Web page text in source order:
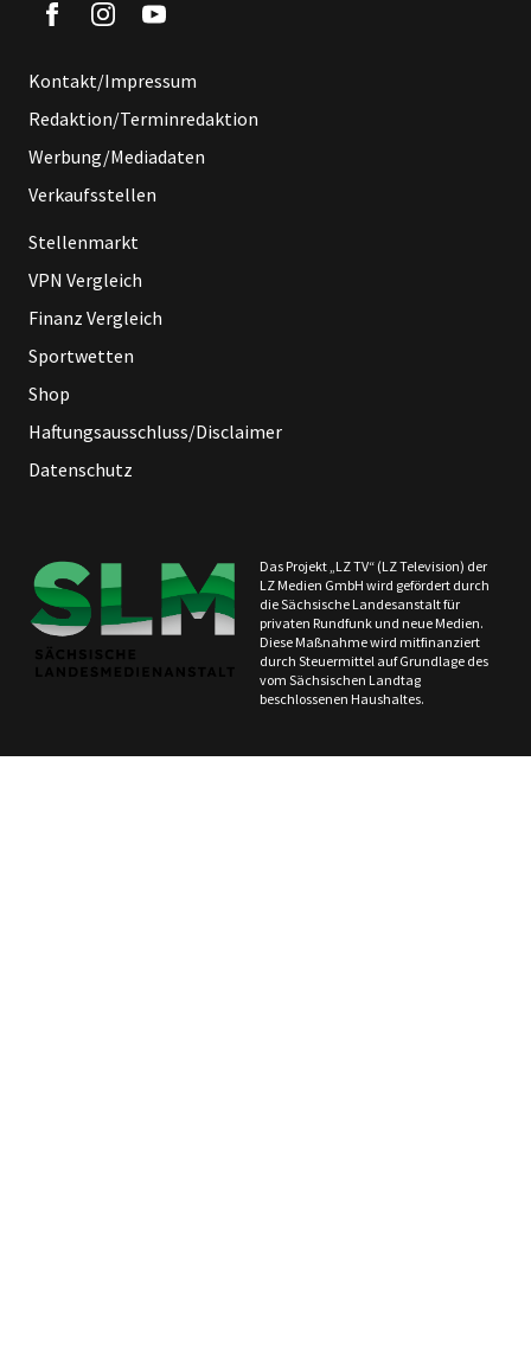
Kontakt/Impressum
Redaktion/Terminredaktion
Werbung/Mediadaten
Verkaufsstellen
Stellenmarkt
VPN Vergleich
Finanz Vergleich
Sportwetten
Shop
Haftungsausschluss/Disclaimer
Datenschutz
Das Projekt „LZ TV“ (LZ Television) der
LZ Medien GmbH wird gefördert durch
die Sächsische Landesanstalt für
privaten Rundfunk und neue Medien.
Diese Maßnahme wird mitfinanziert
durch Steuermittel auf Grundlage des
vom Sächsischen Landtag
beschlossenen Haushaltes.